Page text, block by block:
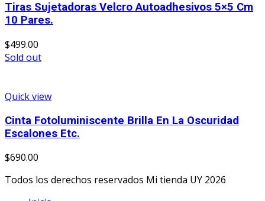
Tiras Sujetadoras Velcro Autoadhesivos 5×5 Cm
10 Pares.
$499.00
Sold out
Quick view
Cinta Fotoluminiscente Brilla En La Oscuridad
Escalones Etc.
$690.00
Todos los derechos reservados Mi tienda UY 2026